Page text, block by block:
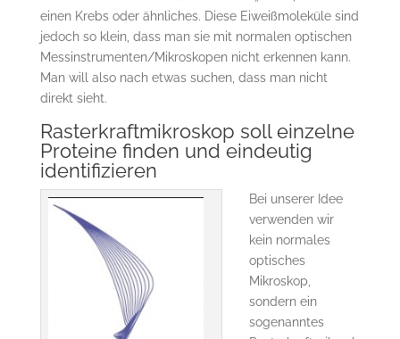
einen Krebs oder ähnliches. Diese Eiweißmoleküle sind
jedoch so klein, dass man sie mit normalen optischen
Messinstrumenten/Mikroskopen nicht erkennen kann.
Man will also nach etwas suchen, dass man nicht
direkt sieht.
Rasterkraftmikroskop soll einzelne
Proteine finden und eindeutig
identifizieren
Bei unserer Idee
verwenden wir
kein normales
optisches
Mikroskop,
sondern ein
sogenanntes